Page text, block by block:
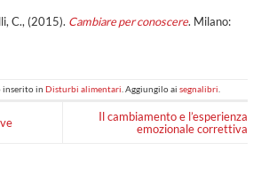
C., (2015). Cambiare per conoscere. Milano:
inserito in Disturbi alimentari . Aggiungilo ai segnalibri
Il cambiamento e l’esperienza
emozionale correttiva